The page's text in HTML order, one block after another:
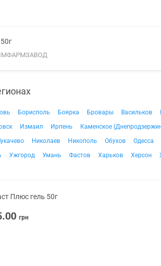
Борисполь Боярка Бровары Васильков
Измаил Ирпень Каменское
Николаев Никополь Обухов Одесса
Ужгород Умань Фастов Харьков Херсон
Плюс гель 50г
грн